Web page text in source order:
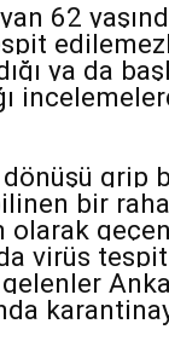
62
ya da
dönüşü grip
bir
olarak
virüs